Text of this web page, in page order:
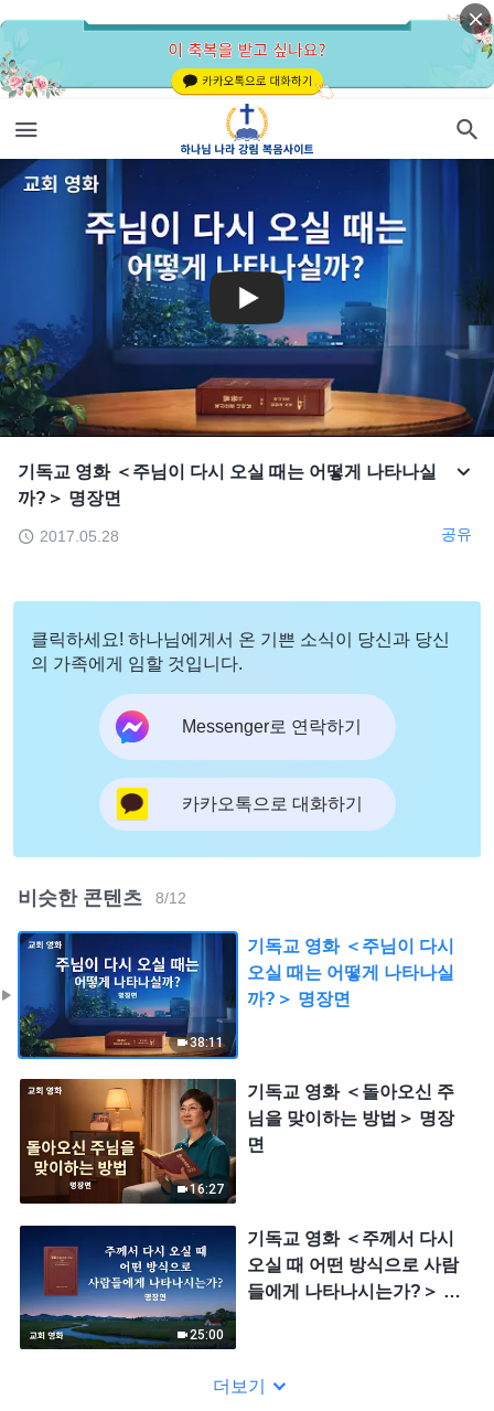
기독교 영화 ＜주님이 다시 오실 때는 어떻게 나타나실
까?＞ 명장면
2017.05.28 공유
클릭하세요! 하나님에게서 온 기쁜 소식이 당신과 당신
의 가족에게 임할 것입니다.
Messenger로 연락하기
카카오톡으로 대화하기
비슷한 콘텐츠 8/12
38:11
기독교 영화 ＜주님이 다시
오실 때는 어떻게 나타나실
까?＞ 명장면
16:27
기독교 영화 ＜돌아오신 주
님을 맞이하는 방법＞ 명장
면
25:00
기독교 영화 ＜주께서 다시
오실 때 어떤 방식으로 사람
들에게 나타나시는가?＞ 명
더보기